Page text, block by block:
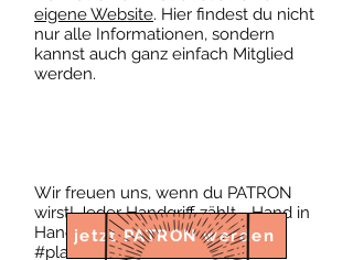
eigene Website. Hier findest du nicht
nur alle Informationen, sondern
kannst auch ganz einfach Mitglied
werden.
Wir freuen uns, wenn du PATRON
wirst! Jeder Handgriff zählt - Hand in
Hand und Schritt für Schritt zu
#plasticfreepeaks.
jetzt PATRON werden